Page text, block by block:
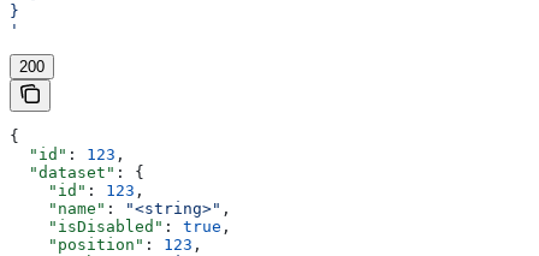
}
'
200
{
  "id"
: 123 ,
  "dataset"
: {
    "id"
: 123 ,
    "name"
: "<string>" ,
    "isDisabled"
: true ,
    "position"
: 123 ,